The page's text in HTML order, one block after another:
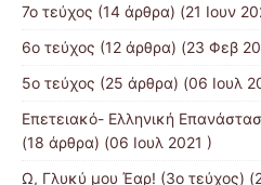
7o τεύχος (14 άρθρα) (21 Ιουν
6ο τεύχος (12 άρθρα) (23 Φεβ
5ο τεύχος (25 άρθρα) (06 Ιουλ
Επετειακό- Ελληνική
(18 άρθρα) (06 Ιουλ 2021 )
Ω, Γλυκύ μου Έαρ! (3ο τεύχος)